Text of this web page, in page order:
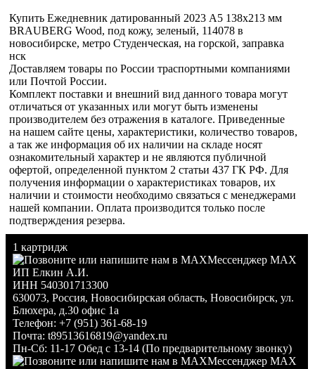
Купить Ежедневник датированный 2023 А5 138x213 мм
BRAUBERG Wood, под кожу, зеленый, 114078 в
новосибирске, метро Студенческая, на горской, заправка
нск
Доставляем товары по России траспортными компаниями
или Почтой России.
Комплект поставки и внешний вид данного товара могут
отличаться от указанных или могут быть изменены
производителем без отражения в каталоге. Приведенные
на нашем сайте цены, характеристики, количество товаров,
а так же информация об их наличии на складе носят
ознакомительный характер и не являются публичной
офертой, определенной пунктом 2 статьи 437 ГК РФ. Для
получения информации о характеристиках товаров, их
наличии и стоимости необходимо связаться с менеджерами
нашей компании. Оплата производится только после
подтверждения резерва.
1 картридж
Мессенджер MAX
ИП Елкин А.И.
ИНН 540301713300
630073, Россия, Новосибирская область, Новосибирск, ул.
Блюхера, д.30 офис 1а
Телефон: +7 (951) 361-68-19
Почта: t89513616819@yandex.ru
Пн-Сб: 11-17 Обед с 13-14 (По предварительному звонку)
Мессенджер MAX